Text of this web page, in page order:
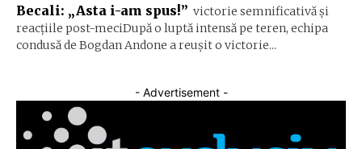
Becali: „Asta i-am spus!” victorie semnificativă și
reacțiile post-meciDupă o luptă intensă pe teren, echipa
condusă de Bogdan Andone a reușit o victorie...
- Advertisement -